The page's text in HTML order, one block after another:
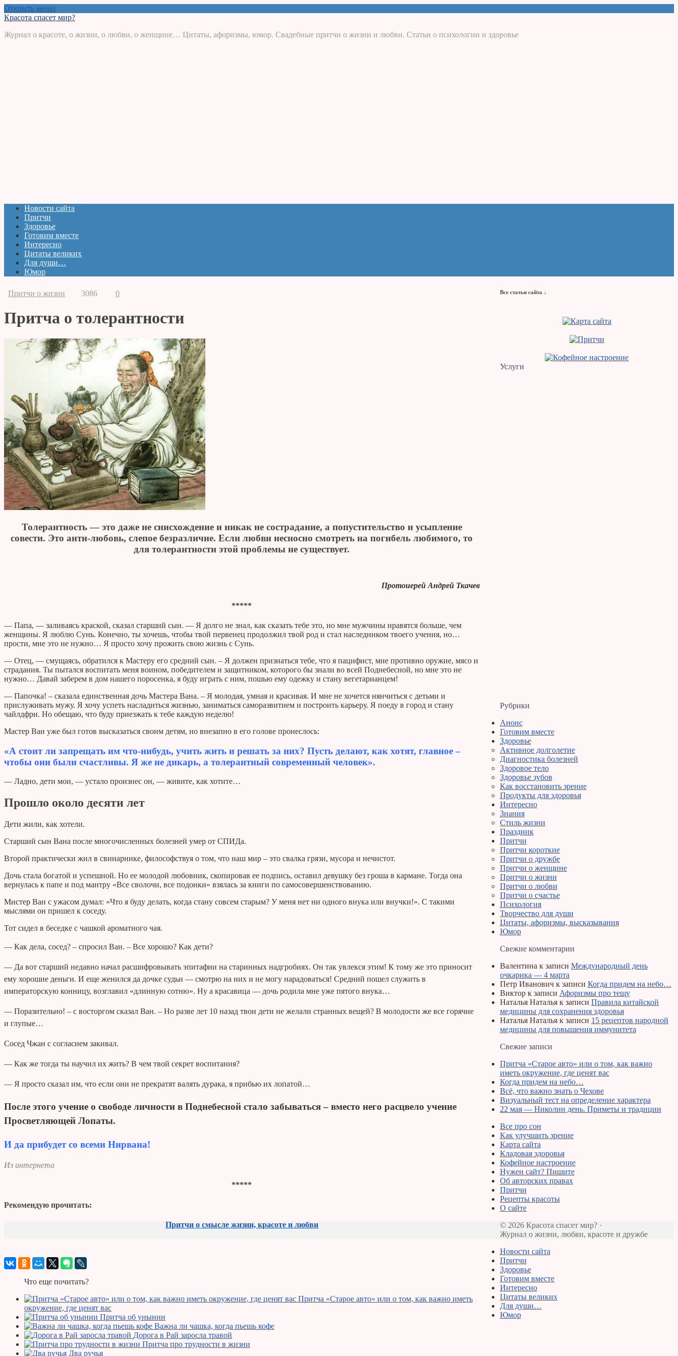
Открыть меню
Красота спасет мир?
Журнал о красоте, о жизни, о любви, о женщине… Цитаты, афоризмы, юмор. Свадебные притчи о жизни и любви. Статьи о психологии и здоровье
Новости сайта
Притчи
Здоровье
Готовим вместе
Интересно
Цитаты великих
Для души…
Юмор
Притчи о жизни 3086 0
Притча о толерантности
Толерантность — это даже не снисхождение и никак не сострадание, а попустительство и усыпление
совести. Это анти-любовь, слепое безразличие. Если любви несносно смотреть на погибель любимого, то
для толерантности этой проблемы не существует.
Протоиерей Андрей Ткачев
*****
— Папа, — заливаясь краской, сказал старший сын. — Я долго не знал, как сказать тебе это, но мне мужчины нравятся больше, чем
женщины. Я люблю Сунь. Конечно, ты хочешь, чтобы твой первенец продолжил твой род и стал наследником твоего учения, но…
прости, мне это не нужно… Я просто хочу прожить свою жизнь с Сунь.
— Отец, — смущаясь, обратился к Мастеру его средний сын. – Я должен признаться тебе, что я пацифист, мне противно оружие, мясо и
страдания. Ты пытался воспитать меня воином, победителем и защитником, которого бы знали во всей Поднебесной, но мне это не
нужно… Давай заберем в дом нашего поросенка, я буду играть с ним, пошью ему одежку и стану вегетарианцем!
— Папочка! – сказала единственная дочь Мастера Вана. – Я молодая, умная и красивая. И мне не хочется нянчиться с детьми и
прислуживать мужу. Я хочу успеть насладиться жизнью, заниматься саморазвитием и построить карьеру. Я поеду в город и стану
чайлдфри. Но обещаю, что буду приезжать к тебе каждую неделю!
Мастер Ван уже был готов высказаться своим детям, но внезапно в его голове пронеслось:
«А стоит ли запрещать им что-нибудь, учить жить и решать за них? Пусть делают, как хотят, главное –
чтобы они были счастливы. Я же не дикарь, а толерантный современный человек».
— Ладно, дети мои, — устало произнес он, — живите, как хотите…
Прошло около десяти лет
Дети жили, как хотели.
Старший сын Вана после многочисленных болезней умер от СПИДа.
Второй практически жил в свинарнике, философствуя о том, что наш мир – это свалка грязи, мусора и нечистот.
Дочь стала богатой и успешной. Но ее молодой любовник, скопировав ее подпись, оставил девушку без гроша в кармане. Тогда она
вернулась к папе и под мантру «Все сволочи, все подонки» взялась за книги по самосовершенствованию.
Мистер Ван с ужасом думал: «Что я буду делать, когда стану совсем старым? У меня нет ни одного внука или внучки!». С такими
мыслями он пришел к соседу.
Тот сидел в беседке с чашкой ароматного чая.
— Как дела, сосед? – спросил Ван. – Все хорошо? Как дети?
— Да вот старший недавно начал расшифровывать эпитафии на старинных надгробиях. Он так увлекся этим! К тому же это приносит
ему хорошие деньги. И еще женился да дочке судьи — смотрю на них и не могу нарадоваться! Средний пошел служить в
императорскую конницу, возглавил «длинную сотню». Ну а красавица — дочь родила мне уже пятого внука…
— Поразительно! – с восторгом сказал Ван. – Но разве лет 10 назад твои дети не желали странных вещей? В молодости же все горячие
и глупые…
Сосед Чжан с согласием закивал.
— Как же тогда ты научил их жить? В чем твой секрет воспитания?
— Я просто сказал им, что если они не прекратят валять дурака, я прибью их лопатой…
После этого учение о свободе личности в Поднебесной стало забываться – вместо него расцвело учение
Просветляющей Лопаты.
И да прибудет со всеми Нирвана!
Из интернета
*****
Рекомендую прочитать:
Притчи о смысле жизни, красоте и любви
Что еще почитать?
Притча «Старое авто» или о том, как важно иметь
окружение, где ценят вас
Притча об унынии
Важна ли чашка, когда пьешь кофе
Дорога в Рай заросла травой
Притча про трудности в жизни
Два ручья
Все статьи сайта ↓
Услуги
Рубрики
Анонс
Готовим вместе
Здоровье
Активное долголетие
Диагностика болезней
Здоровое тело
Здоровье зубов
Как восстановить зрение
Продукты для здоровья
Интересно
Знания
Стиль жизни
Праздник
Притчи
Притчи короткие
Притчи о дружбе
Притчи о женщине
Притчи о жизни
Притчи о любви
Притчи о счастье
Психология
Творчество для души
Цитаты, афоризмы, высказывания
Юмор
Свежие комментарии
Валентина к записи Международный день
очкарика — 4 марта
Петр Ивановичк записи Когда придем на небо…
Викторк записи Афоризмы про тещу
Наталья Натальяк записи Правила китайской
медицины для сохранения здоровья
Наталья Натальяк записи 15 рецептов народной
медицины для повышения иммунитета
Свежие записи
Притча «Старое авто» или о том, как важно
иметь окружение, где ценят вас
Когда придем на небо…
Всё, что важно знать о Чехове
Визуальный тест на определение характера
22 мая — Николин день. Приметы и традиции
Все про сон
Как улучшить зрение
Карта сайта
Кладовая здоровья
Кофейное настроение
Нужен сайт? Пишите
Об авторских правах
Притчи
Рецепты красоты
О сайте
© 2026 Красота спасет мир? ·
Журнал о жизни, любви, красоте и дружбе
Новости сайта
Притчи
Здоровье
Готовим вместе
Интересно
Цитаты великих
Для души…
Юмор